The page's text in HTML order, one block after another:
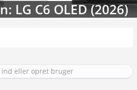
Streaming-
eller opret bruger